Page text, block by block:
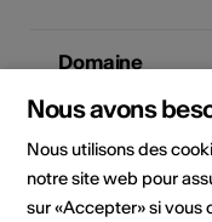
Domaine
Nous avons
Nous utilisons des
notre site web pour
sur «Accepter» si vous